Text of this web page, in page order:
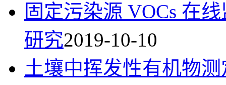
固定污染源 VOCs 在
研究2019-10-10
土壤中挥发性有机物